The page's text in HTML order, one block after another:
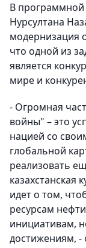
В программной
Нурсултана
модернизация
что одной из
является
мире и
- Огромная
войны" – это
нацией со
глобальной
реализовать
казахстанская
идет о том,
ресурсам
инициативам,
достижениям, -